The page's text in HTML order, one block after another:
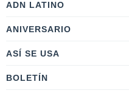
ADN LATINO
ANIVERSARIO
ASÍ SE USA
BOLETÍN